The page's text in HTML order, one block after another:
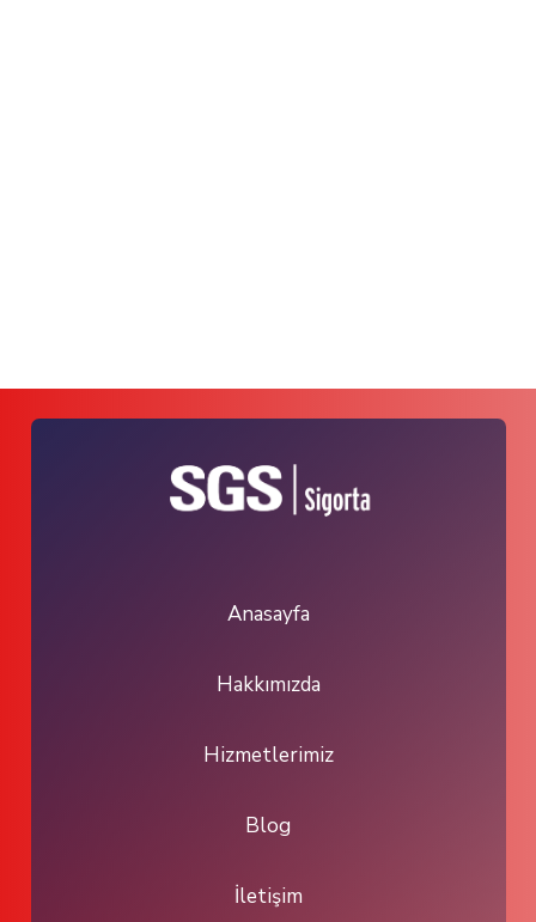
Anasayfa
Hakkımızda
Hizmetlerimiz
Blog
İletişim